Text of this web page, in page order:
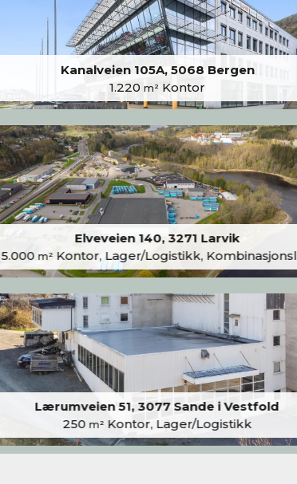
Kanalveien 105A, 5068 Bergen
1.220 m²Kontor
Elveveien 140, 3271 Larvik
5.000m²Kontor, Lager/Logistikk, Kombinasjonslokaler
Lærumveien 51, 3077 Sande i Vestfold
250 m² Kontor, Lager/Logistikk